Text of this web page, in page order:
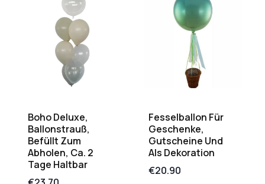
Boho Deluxe,
Ballonstrauß,
Befüllt Zum
Abholen, Ca. 2
Tage Haltbar
Fesselballon Für
Geschenke,
Gutscheine Und
Als Dekoration
€20.90